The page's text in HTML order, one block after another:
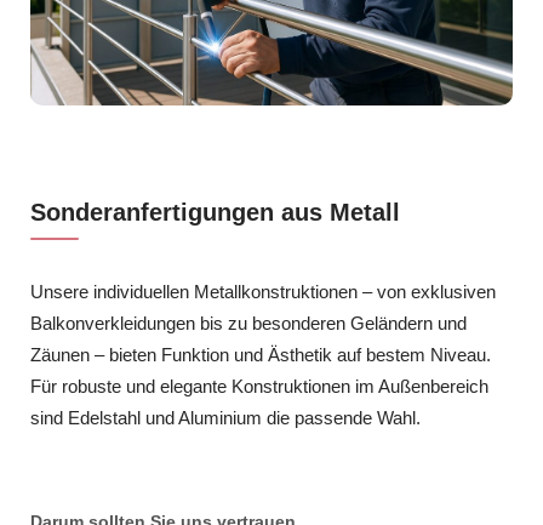
Sonderanfertigungen aus Metall
Unsere individuellen Metallkonstruktionen – von exklusiven
Balkonverkleidungen bis zu besonderen Geländern und
Zäunen – bieten Funktion und Ästhetik auf bestem Niveau.
Für robuste und elegante Konstruktionen im Außenbereich
sind Edelstahl und Aluminium die passende Wahl.